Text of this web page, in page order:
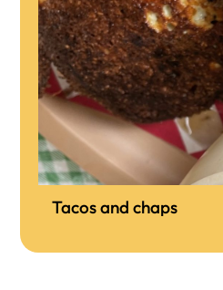
Tacos and chaps